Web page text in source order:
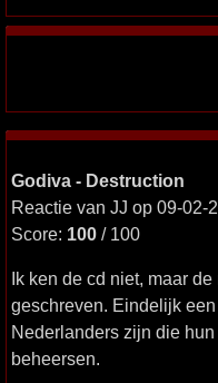
Godiva - Destruction
Reactie van JJ op 09-02-
Score: 100 / 100
Ik ken de cd niet, maar
geschreven. Eindelijk
Nederlanders zijn die
beheersen.